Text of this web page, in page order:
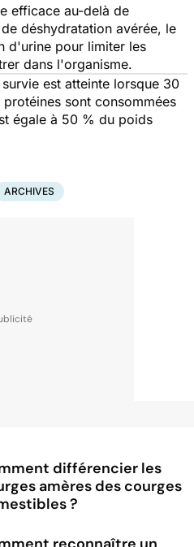
efficace au-delà de
déshydratation avérée, le
d'urine pour limiter les
dans l'organisme.
est atteinte lorsque 30
sont consommées
égale à 50 % du poids
ARCHIVES
différencier les
amères des courges
?